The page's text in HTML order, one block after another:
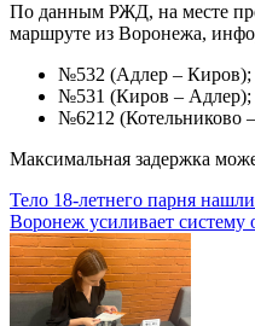
По данным РЖД, на месте
маршруте из Воронежа,
№532 (Адлер – Киров);
№531 (Киров – Адлер);
№6212 (Котельниково
Максимальная задержка
Навигация
по
записям
Тело 18-летнего парня
Воронеж усиливает